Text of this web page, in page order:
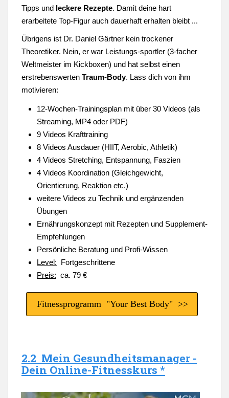
Tipps und leckere Rezepte. Damit deine hart
erarbeitete Top-Figur auch dauerhaft erhalten bleibt ...
Übrigens ist Dr. Daniel Gärtner kein trockener
Theoretiker. Nein, er war Leistungs-sportler (3-facher
Weltmeister im Kickboxen) und hat selbst einen
erstrebenswerten Traum-Body. Lass dich von ihm
motivieren:
12-Wochen-Trainingsplan mit über 30 Videos (als
Streaming, MP4 oder PDF)
9 Videos Krafttraining
8 Videos Ausdauer (HIIT, Aerobic, Athletik)
4 Videos Stretching, Entspannung, Faszien
4 Videos Koordination (Gleichgewicht,
Orientierung, Reaktion etc.)
weitere Videos zu Technik und ergänzenden
Übungen
Ernährungskonzept mit Rezepten und Supplement-
Empfehlungen
Persönliche Beratung und Profi-Wissen
Level: Fortgeschrittene
Preis: ca. 79 €
Fitnessprogramm "Your Best Body" >>
2.2 Mein Gesundheitsmanager -
Dein Online-Fitnesskurs *